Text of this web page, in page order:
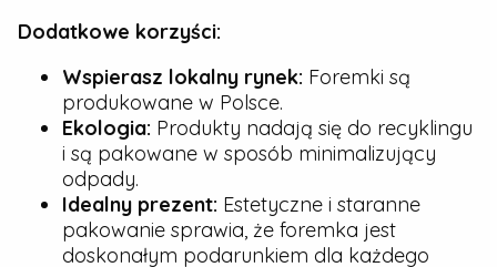
Dodatkowe korzyści:
Wspierasz lokalny rynek: Foremki są
produkowane w Polsce.
Ekologia: Produkty nadają się do recyklingu
i są pakowane w sposób minimalizujący
odpady.
Idealny prezent: Estetyczne i staranne
pakowanie sprawia, że foremka jest
doskonałym podarunkiem dla każdego